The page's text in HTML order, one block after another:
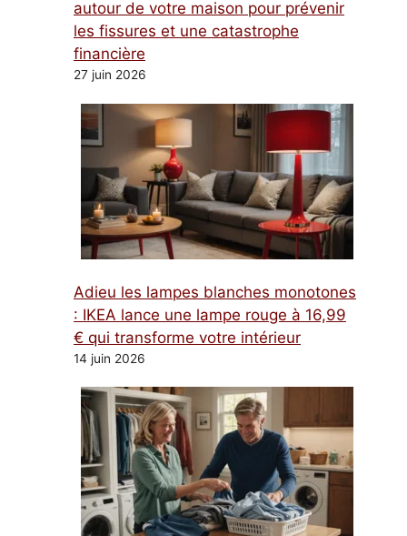
autour de votre maison pour prévenir
les fissures et une catastrophe
financière
27 juin 2026
Adieu les lampes blanches monotones
: IKEA lance une lampe rouge à 16,99
€ qui transforme votre intérieur
14 juin 2026